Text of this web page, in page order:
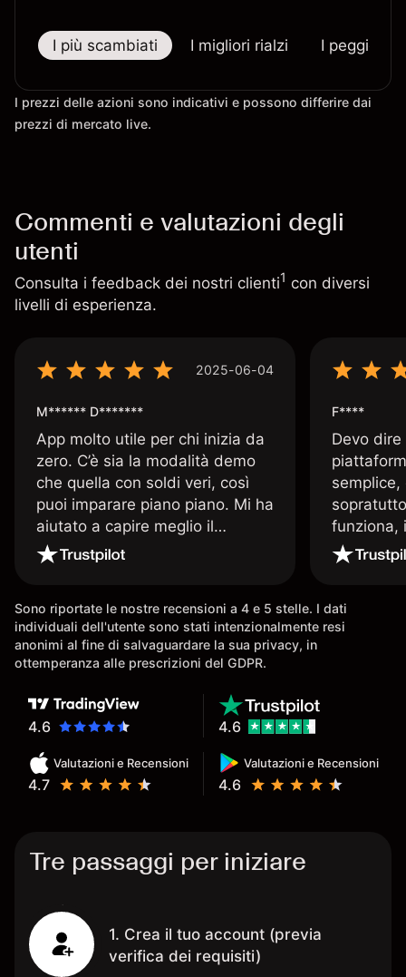
I più scambiati I migliori rialzi I peggiori
I prezzi delle azioni sono indicativi e possono differire dai
prezzi di mercato live.
Commenti e valutazioni degli
utenti
Consulta i feedback dei nostri clienti1 con diversi
livelli di esperienza.
2025-06-04
M****** D*******
App molto utile per chi inizia da
zero. C’è sia la modalità demo
che quella con soldi veri, così
puoi imparare piano piano. Mi ha
aiutato a capire meglio il
trading. La consiglio a chi parte
senza esperienza.
F****
Devo
funziona,
Davide e'
spiega
Sono riportate le nostre recensioni a 4 e 5 stelle. I dati
individuali dell'utente sono stati intenzionalmente resi
anonimi al fine di salvaguardare la sua privacy, in
ottemperanza alle prescrizioni del GDPR.
4.6
Valutazioni e Recensioni
4.7
Valutazioni e Recensioni
4.6
4.6
Tre passaggi per iniziare
1. Crea il tuo account (previa
verifica dei requisiti)